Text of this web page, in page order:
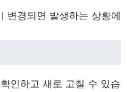
변경되면 발생하는 상황에
인하고 새로 고칠 수 있습